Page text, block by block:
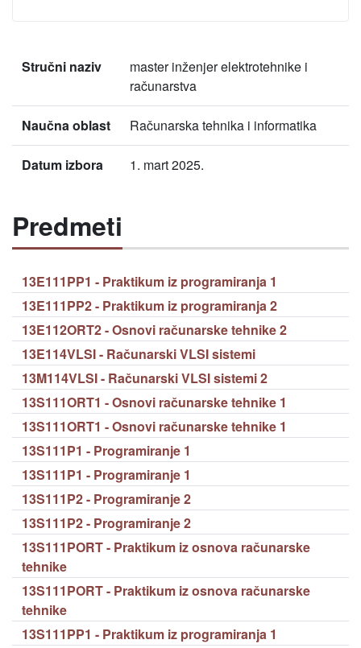
Stručni naziv
master inženjer elektrotehnike i
računarstva
Naučna oblast Računarska tehnika i informatika
Datum izbora 1. mart 2025.
Predmeti
13E111PP1 - Praktikum iz programiranja 1
13E111PP2 - Praktikum iz programiranja 2
13E112ORT2 - Osnovi računarske tehnike 2
13E114VLSI - Računarski VLSI sistemi
13M114VLSI - Računarski VLSI sistemi 2
13S111ORT1 - Osnovi računarske tehnike 1
13S111ORT1 - Osnovi računarske tehnike 1
13S111P1 - Programiranje 1
13S111P1 - Programiranje 1
13S111P2 - Programiranje 2
13S111P2 - Programiranje 2
13S111PORT - Praktikum iz osnova računarske
tehnike
13S111PORT - Praktikum iz osnova računarske
tehnike
13S111PP1 - Praktikum iz programiranja 1